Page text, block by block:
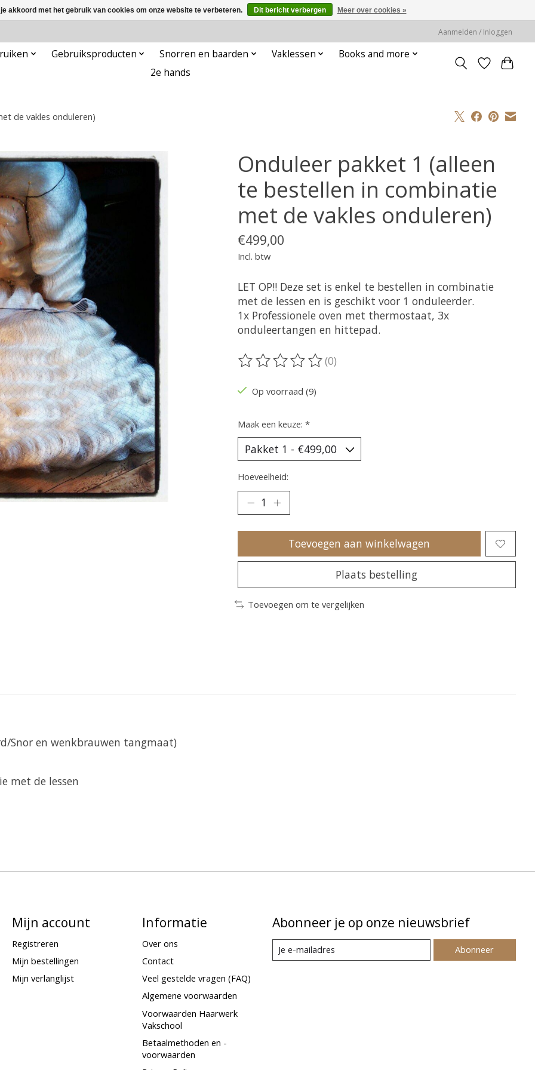
Aanmelden / Inloggen
Gebruiksproducten Snorren en baarden Vaklessen
Books and more
2e hands
de vakles onduleren)
Onduleer pakket 1 (alleen
te bestellen in combinatie
met de vakles onduleren)
€499,00
Incl. btw
LET OP!! Deze set is enkel te bestellen in combinatie
met de lessen en is geschikt voor 1 onduleerder.
1x Professionele oven met thermostaat, 3x
onduleertangen en hittepad.
De beoordeling van dit product is
(0)
Op voorraad (9)
Maak een keuze: *
Hoeveelheid:
Toevoegen aan winkelwagen
Plaats bestelling
Toevoegen om te vergelijken
Snor en wenkbrauwen tangmaat)
met de lessen
Mijn account
Registreren
Mijn bestellingen
Mijn verlanglijst
Informatie
Over ons
Contact
Veel gestelde vragen (FAQ)
Algemene voorwaarden
Voorwaarden Haarwerk
Vakschool
Betaalmethoden en -
voorwaarden
Abonneer je op onze nieuwsbrief
Abonneer
akkoord met het gebruik van cookies om onze website te verbeteren. Dit bericht verbergen Meer over cookies »